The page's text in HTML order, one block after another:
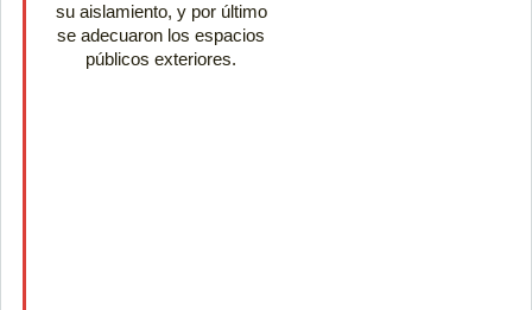
su aislamiento, y por último
se adecuaron los espacios
públicos exteriores.